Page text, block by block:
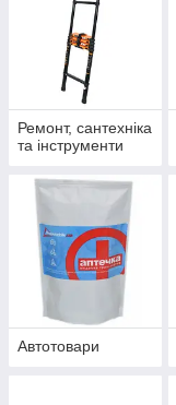
Ремонт, сантехніка
та інструменти
Автотовари